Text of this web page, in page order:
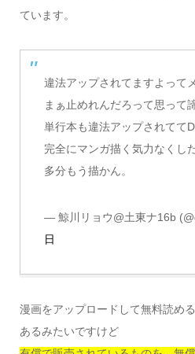
ています。
違法アップされてますよって
まぁ止めれんだろって思って
単行本も違法アップされてて
完全にマンガ描く気力なくした
多分もう描かん。
— 鯨川リョウ@土東ナ16b
日
漫画をアップロードして無料読め
あるみたいですけど